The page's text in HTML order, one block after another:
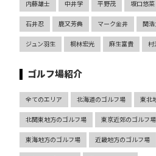
内藤雄士 中井学 平野茂 坂口悠菜
石井忍 鹿又芳典 マーク金井 関
ジュン羽生 桐林宏光 麻生富貴 村
ゴルフ場紹介
全てのエリア 北海道のゴルフ場 東北
北関東地方のゴルフ場 東京近郊のゴルフ場
東海地方のゴルフ場 近畿地方のゴルフ場